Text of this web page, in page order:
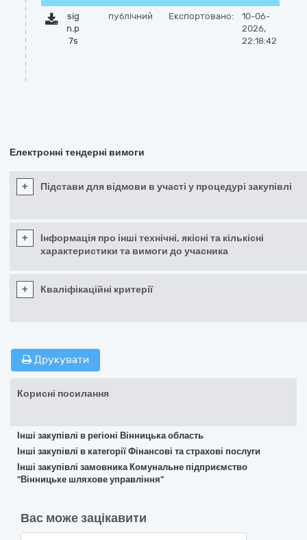
sig
n.p
7s
публічний Експортовано:
10-06-
2026,
22:18:42
Електронні тендерні вимоги
+ Підстави для відмови в участі у процедурі закупівлі
+
Інформація про інші технічні, якісні та кількісні
характеристики та вимоги до учасника
+ Кваліфікаційні критерії
Друкувати
Корисні посилання
Інші закупівлі в регіоні Вінницька область
Інші закупівлі в категорії Фінансові та страхові послуги
Інші закупівлі замовника Комунальне підприємство
"Вінницьке шляхове управління"
Вас може зацікавити